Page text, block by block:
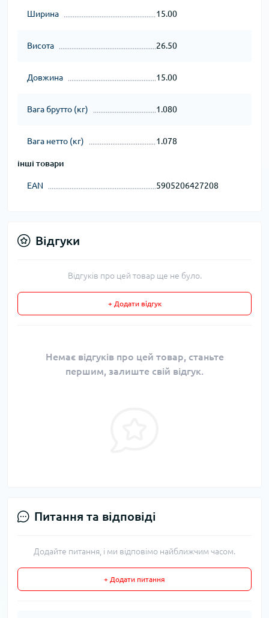
Ширина 15.00
Висота 26.50
Довжина 15.00
Вага брутто (кг) 1.080
Вага нетто (кг) 1.078
інші товари
EAN 5905206427208
Відгуки
Відгуків про цей товар ще не було.
+ Додати відгук
Немає відгуків про цей товар, станьте
першим, залиште свій відгук.
Питання та відповіді
Додайте питання, і ми відповімо найближчим часом.
+ Додати питання